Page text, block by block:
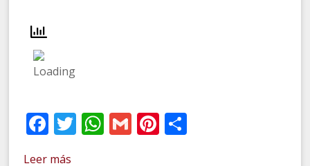
Facebook
Twitter
WhatsApp
GmailPinterest
Leer más